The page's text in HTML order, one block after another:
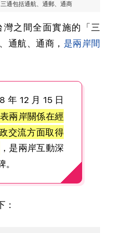
通包括通航、通郵、通商
之間全面實施的「三
通航、通商， 是兩岸間
年 12 月 15 日
兩岸關係在經
交流方面取得
，是兩岸互動深
：